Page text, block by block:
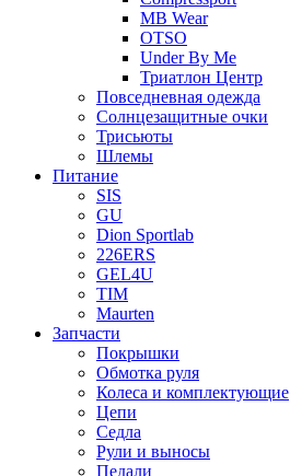
MB Wear
OTSO
Under By Me
Триатлон Центр
Повседневная одежда
Солнцезащитные очки
Трисьюты
Шлемы
Питание
SIS
GU
Dion Sportlab
226ERS
GEL4U
TIM
Maurten
Запчасти
Покрышки
Обмотка руля
Колеса и комплектующие
Цепи
Седла
Рули и выносы
Педали